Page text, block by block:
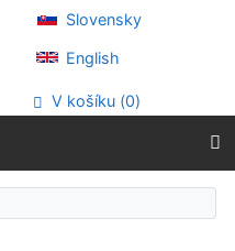
Slovensky
English
V košíku (0)